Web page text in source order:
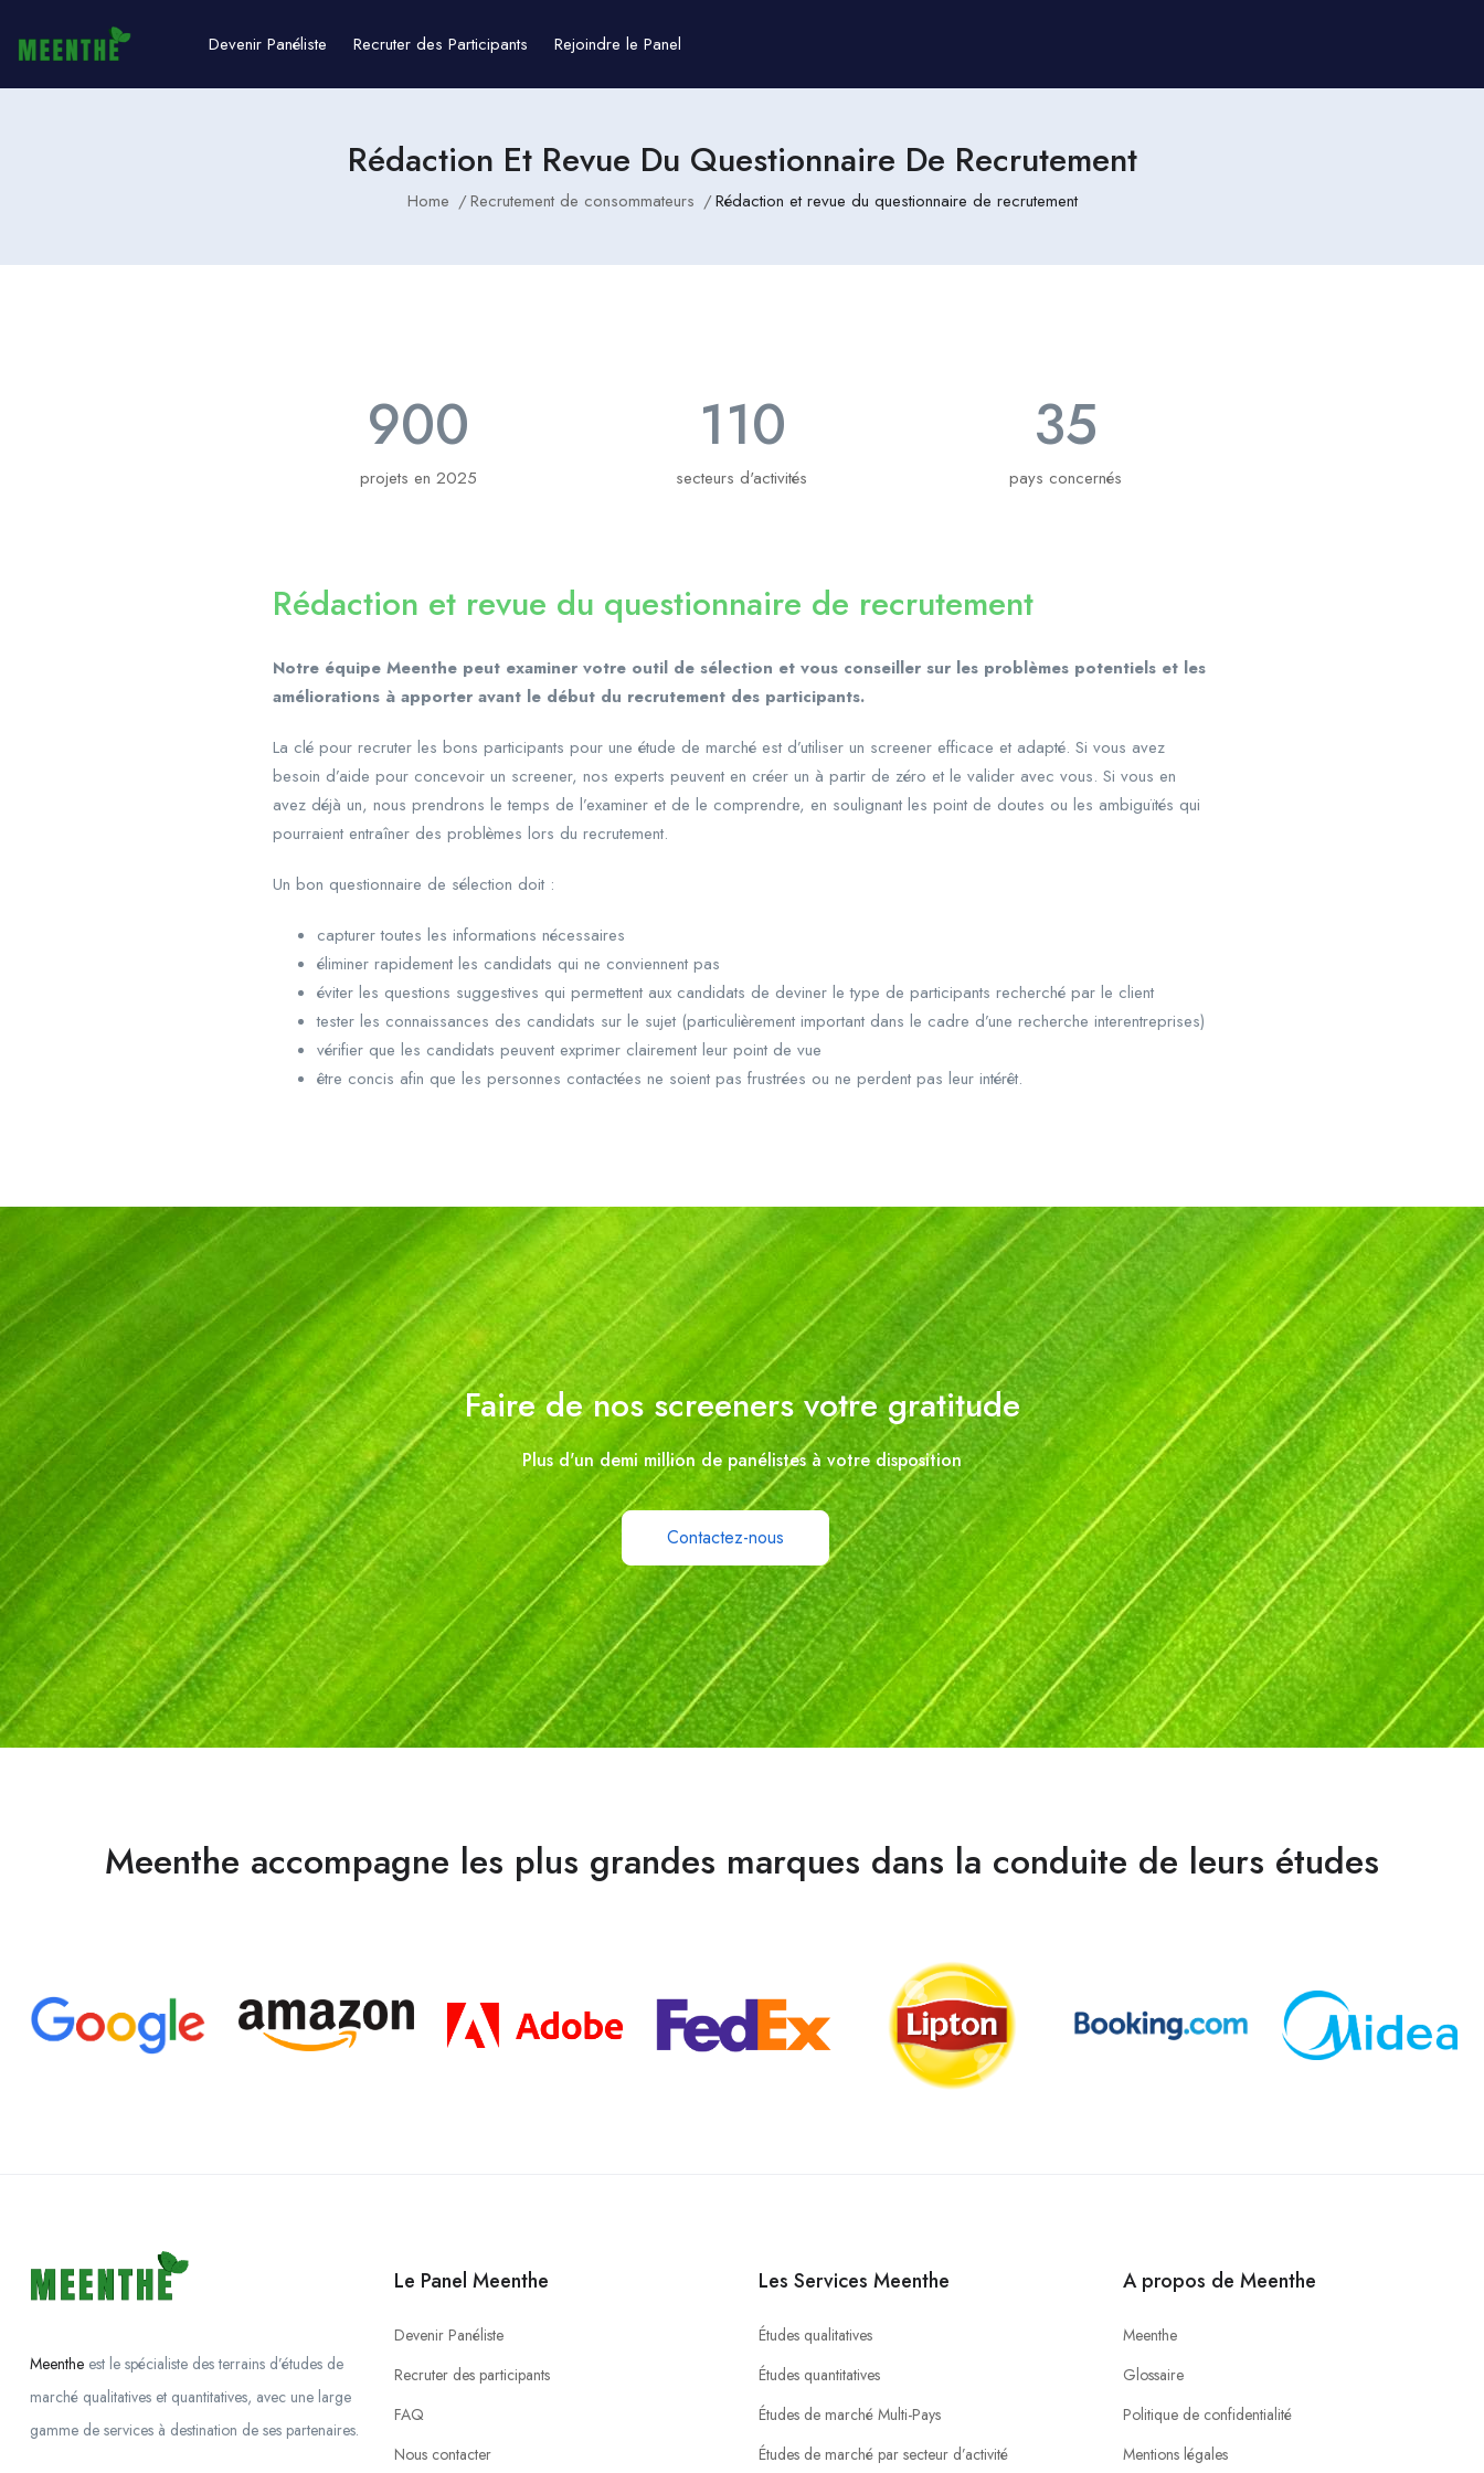
Devenir Panéliste Recruter des Participants Rejoindre le Panel
Rédaction Et Revue Du Questionnaire De Recrutement
Home Recrutement de consommateurs Rédaction et revue du questionnaire de recrutement
projets en 2025
900
secteurs d'activités
110
pays concernés
35
Rédaction et revue du questionnaire de recrutement
Notre équipe Meenthe peut examiner votre outil de sélection et vous conseiller sur les problèmes potentiels et les
améliorations à apporter avant le début du recrutement des participants.
La clé pour recruter les bons participants pour une étude de marché est d’utiliser un screener efficace et adapté. Si vous avez
besoin d’aide pour concevoir un screener, nos experts peuvent en créer un à partir de zéro et le valider avec vous. Si vous en
avez déjà un, nous prendrons le temps de l’examiner et de le comprendre, en soulignant les point de doutes ou les ambiguïtés qui
pourraient entraîner des problèmes lors du recrutement.
Un bon questionnaire de sélection doit :
capturer toutes les informations nécessaires
éliminer rapidement les candidats qui ne conviennent pas
éviter les questions suggestives qui permettent aux candidats de deviner le type de participants recherché par le client
tester les connaissances des candidats sur le sujet (particulièrement important dans le cadre d’une recherche interentreprises)
vérifier que les candidats peuvent exprimer clairement leur point de vue
être concis afin que les personnes contactées ne soient pas frustrées ou ne perdent pas leur intérêt.
Faire de nos screeners votre gratitude
Plus d'un demi million de panélistes à votre disposition
Contactez-nous
Meenthe accompagne les plus grandes marques dans la conduite de leurs études
Meenthe est le spécialiste des terrains d’études de
marché qualitatives et quantitatives, avec une large
gamme de services à destination de ses partenaires.
Le Panel Meenthe
Devenir Panéliste
Recruter des participants
FAQ
Nous contacter
Les Services Meenthe
Études qualitatives
Études quantitatives
Études de marché Multi-Pays
Études de marché par secteur d’activité
A propos de Meenthe
Meenthe
Glossaire
Politique de confidentialité
Mentions légales